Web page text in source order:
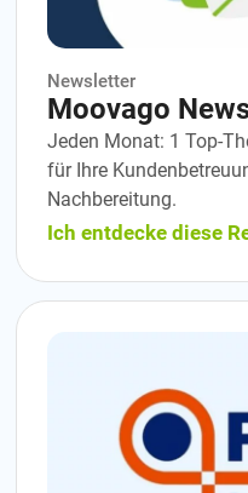
Newsletter
Moovago
Jeden Monat: 1 Top-
für Ihre
Nachbereitung.
Ich entdecke diese